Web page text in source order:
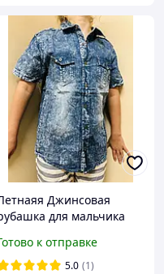
Джинсовая
для мальчика
134 140 152 158
к отправке
5.0 (1)